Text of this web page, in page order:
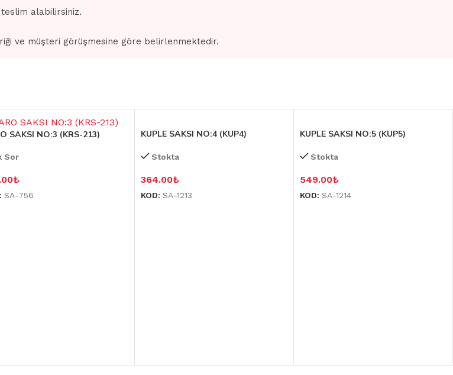
alabilirsiniz.
ve müşteri görüşmesine göre belirlenmektedir.
SAKSI NO:3 (KRS-213)
Sor
₺
SA-756
KUPLE SAKSI NO:4 (KUP4)
Stokta
364.00₺
KOD:SA-1213
KUPLE SAKSI NO:5 (KUP5)
Stokta
549.00₺
KOD: SA-1214